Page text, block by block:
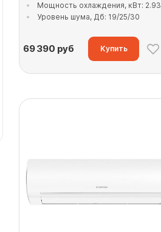
Мощность охлаждения, кВт: 2.93
Уровень шума, Дб: 19/25/30
69 390 руб Купить